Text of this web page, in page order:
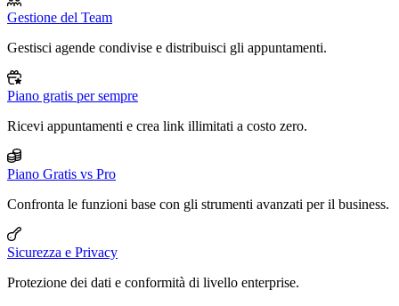
Gestione del Team
Gestisci agende condivise e distribuisci gli appuntamenti.
Piano gratis per sempre
Ricevi appuntamenti e crea link illimitati a costo zero.
Piano Gratis vs Pro
Confronta le funzioni base con gli strumenti avanzati per il business.
Sicurezza e Privacy
Protezione dei dati e conformità di livello enterprise.